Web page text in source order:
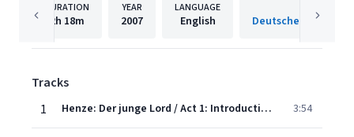
DURATION
2h 18m
YEAR
2007
LANGUAGE
English
Tracks
1
Henze: Der junge Lord / Act 1: Introduction "Herr Professor, ich nehme kein Blatt.." 3:54